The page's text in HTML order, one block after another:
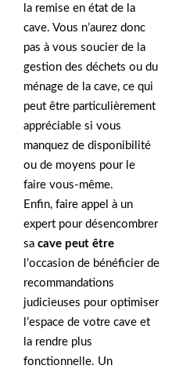
la remise en état de la
cave. Vous n’aurez donc
pas à vous soucier de la
gestion des déchets ou du
ménage de la cave, ce qui
peut être particulièrement
appréciable si vous
manquez de disponibilité
ou de moyens pour le
faire vous-même.
Enfin, faire appel à un
expert pour désencombrer
sa cave peut être
l’occasion de bénéficier de
recommandations
judicieuses pour optimiser
l’espace de votre cave et
la rendre plus
fonctionnelle. Un